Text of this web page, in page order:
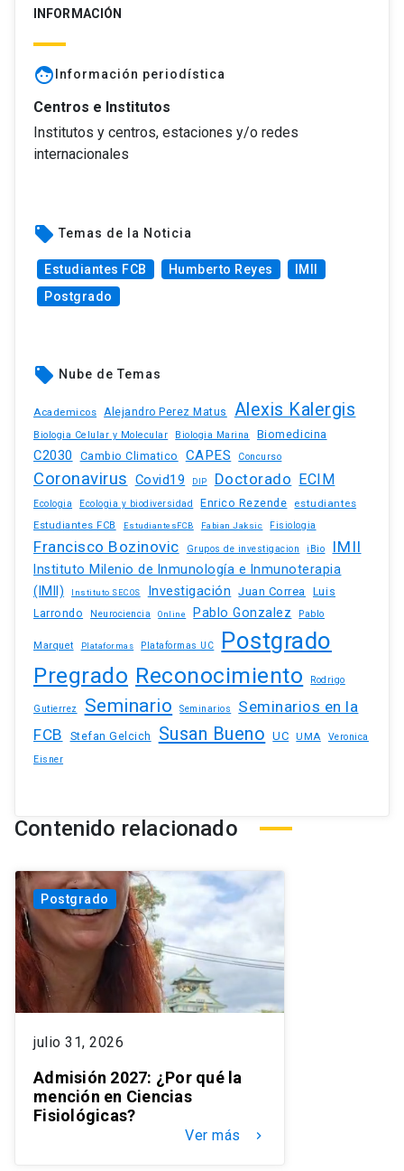
INFORMACIÓN
faceInformación periodística
Centros e Institutos
Institutos y centros, estaciones y/o redes
internacionales
local_offer Temas de la Noticia
Estudiantes FCB Humberto Reyes
IMII
Postgrado
local_offer Nube de Temas
Academicos Alejandro Perez Matus Alexis Kalergis
Biologia Celular y Molecular Biologia Marina Biomedicina
C2030 Cambio Climatico CAPES Concurso
Coronavirus Covid19 DIP Doctorado ECIM
Ecologia Ecologia y biodiversidad Enrico Rezende estudiantes
Estudiantes FCB EstudiantesFCB Fabian Jaksic Fisiologia
Francisco Bozinovic Grupos de investigacion iBio IMII
Instituto Milenio de Inmunología e Inmunoterapia
(IMII)
Instituto SECOS Investigación Juan Correa
Luis
Larrondo
Neurociencia Online Pablo Gonzalez Pablo
Marquet Plataformas Plataformas UC Postgrado
Pregrado Reconocimiento Rodrigo
Gutierrez Seminario Seminarios
Seminarios en la
FCB
Stefan Gelcich Susan Bueno UC UMA
Veronica
Eisner
Contenido relacionado
Postgrado
julio 31, 2026
Admisión 2027: ¿Por qué la
mención en Ciencias
Fisiológicas?
Ver más keyboard_arrow_right